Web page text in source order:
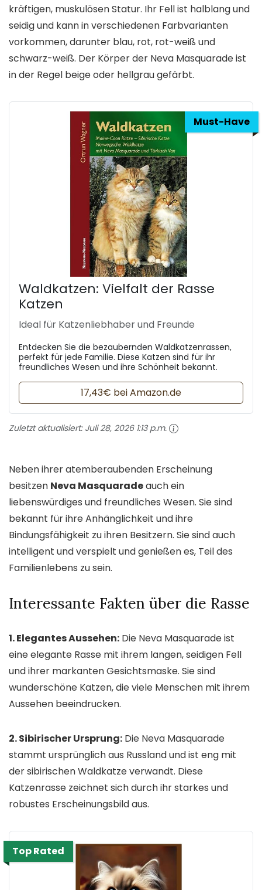
kräftigen, muskulösen Statur. Ihr Fell ist halblang und
seidig und kann in verschiedenen Farbvarianten
vorkommen, darunter blau, rot, rot-weiß und
schwarz-weiß. Der Körper der Neva Masquarade ist
in der Regel beige oder hellgrau gefärbt.
Must-Have
Waldkatzen: Vielfalt der Rasse
Katzen
Ideal für Katzenliebhaber und Freunde
Entdecken Sie die bezaubernden Waldkatzenrassen,
perfekt für jede Familie. Diese Katzen sind für ihr
freundliches Wesen und ihre Schönheit bekannt.
17,43€ bei Amazon.de
Zuletzt aktualisiert: Juli 28, 2026 1:13 p.m.
Neben ihrer atemberaubenden Erscheinung
besitzen Neva Masquaradeauch ein
liebenswürdiges und freundliches Wesen. Sie sind
bekannt für ihre Anhänglichkeit und ihre
Bindungsfähigkeit zu ihren Besitzern. Sie sind auch
intelligent und verspielt und genießen es, Teil des
Familienlebens zu sein.
Interessante Fakten über die Rasse
1. Elegantes Aussehen: Die Neva Masquarade ist
eine elegante Rasse mit ihrem langen, seidigen Fell
und ihrer markanten Gesichtsmaske. Sie sind
wunderschöne Katzen, die viele Menschen mit ihrem
Aussehen beeindrucken.
2. Sibirischer Ursprung: Die Neva Masquarade
stammt ursprünglich aus Russland und ist eng mit
der sibirischen Waldkatze verwandt. Diese
Katzenrasse zeichnet sich durch ihr starkes und
robustes Erscheinungsbild aus.
Top Rated